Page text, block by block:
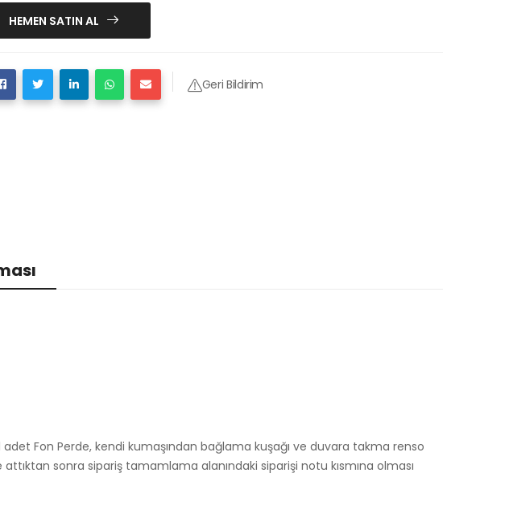
HEMEN SATIN AL
Geri Bildirim
Fon Perde, kendi kumaşından bağlama kuşağı ve duvara takma renso
sonra sipariş tamamlama alanındaki siparişi notu kısmına olması